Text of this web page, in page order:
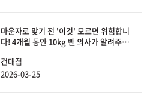
마운자로 맞기 전 '이것' 모르면 위험합니
다! 4개월 동안 10kg 뺀 의사가 알려주는
건대점
2026-03-25